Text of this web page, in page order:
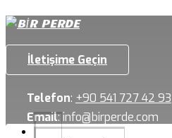
İletişime Geçin
Telefon: +90 541 727 42 93
Email:info@birperde.com